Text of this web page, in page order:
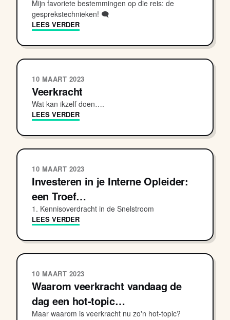
Mijn favoriete bestemmingen op die reis: de
gesprekstechnieken! 🗨
LEES VERDER
10 MAART 2023
Veerkracht
Wat kan ikzelf doen….
LEES VERDER
10 MAART 2023
Investeren in je Interne Opleider:
een Troef…
1. Kennisoverdracht in de Snelstroom
LEES VERDER
10 MAART 2023
Waarom veerkracht vandaag de
dag een hot-topic…
Maar waarom is veerkracht nu zo'n hot-topic?